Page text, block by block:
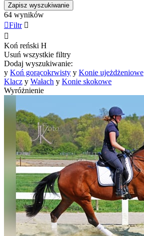
Zapisz wyszukiwanie
64 wyników
Filtr 

Koń reński H
Usuń wszystkie filtry
Dodaj wyszukiwanie:
y Koń gorącokrwisty y Konie ujeżdżeniowe
Klacz y Wałach y Konie skokowe
Wyróżnienie